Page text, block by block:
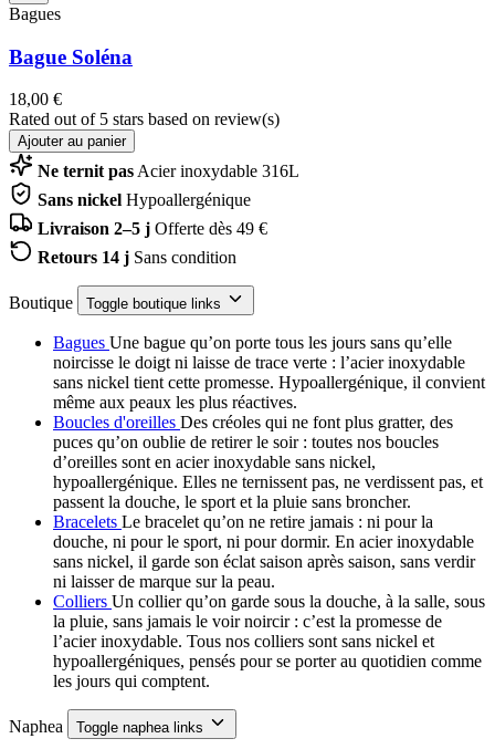
Bagues
Bague Soléna
18,00 €
Rated out of 5 stars based on review(s)
Ajouter au panier
Ne ternit pasAcier inoxydable 316L
Sans nickel Hypoallergénique
Livraison 2–5 j Offerte dès 49 €
Retours 14 j Sans condition
Boutique Toggle boutique links
Bagues Une bague qu’on porte tous les jours sans qu’elle
noircisse le doigt ni laisse de trace verte : l’acier inoxydable
sans nickel tient cette promesse. Hypoallergénique, il convient
même aux peaux les plus réactives.
Boucles d'oreilles Des créoles qui ne font plus gratter, des
puces qu’on oublie de retirer le soir : toutes nos boucles
d’oreilles sont en acier inoxydable sans nickel,
hypoallergénique. Elles ne ternissent pas, ne verdissent pas, et
passent la douche, le sport et la pluie sans broncher.
Bracelets Le bracelet qu’on ne retire jamais : ni pour la
douche, ni pour le sport, ni pour dormir. En acier inoxydable
sans nickel, il garde son éclat saison après saison, sans verdir
ni laisser de marque sur la peau.
Colliers Un collier qu’on garde sous la douche, à la salle, sous
la pluie, sans jamais le voir noircir : c’est la promesse de
l’acier inoxydable. Tous nos colliers sont sans nickel et
hypoallergéniques, pensés pour se porter au quotidien comme
les jours qui comptent.
Naphea Toggle naphea links